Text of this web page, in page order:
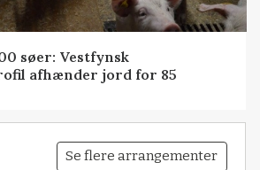
søer: Vestfynsk
afhænder jord for 85
Se flere arrangementer